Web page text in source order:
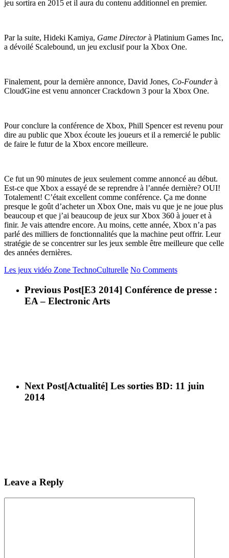
jeu sortira en 2015 et il aura du contenu additionnel en premier.
Par la suite, Hideki Kamiya, Game Directorà Platinium Games Inc,
a dévoilé Scalebound, un jeu exclusif pour la Xbox One.
Finalement, pour la dernière annonce, David Jones, Co-Founderà
CloudGine est venu annoncer Crackdown 3 pour la Xbox One.
Pour conclure la conférence de Xbox, Phill Spencer est revenu pour
dire au public que Xbox écoute les joueurs et il a remercié le public
de faire le futur de la Xbox encore meilleure.
Ce fut un 90 minutes de jeux seulement comme annoncé au début.
Est-ce que Xbox a essayé de se reprendre à l’année dernière? OUI!
Totalement! C’était excellent comme conférence. Ça me donne
presque le goût d’acheter un Xbox One, mais vu que je ne joue plus
beaucoup et que j’ai beaucoup de jeux sur Xbox 360 à jouer et à
finir. Je vais attendre encore. Au moins, cette année, Xbox n’a pas
parlé des milliers de fonctionnalités que la machine peut offrir. Leur
stratégie de se concentrer sur les jeux semble être meilleure que celle
des années dernières.
Les jeux vidéo Zone TechnoCulturelle No Comments
Previous Post[E3 2014] Conférence de presse :
EA – Electronic Arts
Next Post[Actualité] Les sorties BD: 11 juin
2014
Leave a Reply